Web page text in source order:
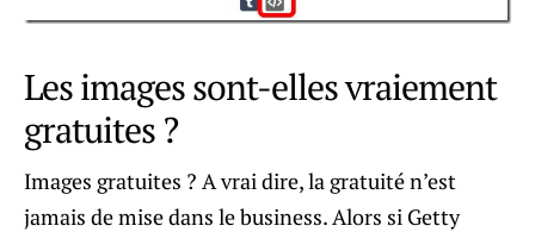
Les images sont-elles vraiement
gratuites ?
Images gratuites ? A vrai dire, la gratuité n’est
jamais de mise dans le business. Alors si Getty